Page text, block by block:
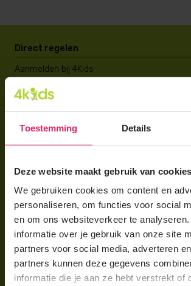
Toestemming Details
Deze website maakt gebruik van cookies
We gebruiken cookies om content en
personaliseren, om functies voor social
en om ons websiteverkeer te
informatie over je gebruik van onze site
partners voor social media, adverteren
partners kunnen deze gegevens
informatie die je aan ze hebt verstrekt of
Direct regelen
Aanmelden bij 4Kids
Brochure aanvragen
Berekening maken
Wat is gastouderopvang?
Wat kost een gastouder?
Hoe vind ik een gastouder?
Voor gastouders
Gastouder worden bij 4Kids